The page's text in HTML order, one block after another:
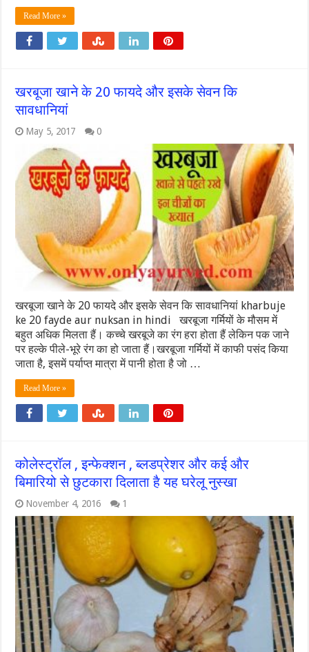
Read More »
खरबूजा खाने के 20 फायदे और इसके सेवन कि
सावधानियां
May 5, 2017 0
खरबूजा खाने के 20 फायदे और इसके सेवन कि सावधानियां kharbuje
ke 20 fayde aur nuksan in hindi खरबूजा गर्मियों के मौसम में
बहुत अधिक मिलता हैं। कच्चे खरबूजे का रंग हरा होता हैं लेकिन पक जाने
पर हल्के पीले-भूरे रंग का हो जाता हैं।खरबूजा गर्मियों में काफी पसंद किया
जाता है, इसमें पर्याप्‍त मात्रा में पानी होता है जो …
Read More »
कोलेस्ट्रॉल , इन्फेक्शन , ब्लडप्रेशर और कई और
बिमारियो से छुटकारा दिलाता है यह घरेलू नुस्खा
November 4, 2016 1